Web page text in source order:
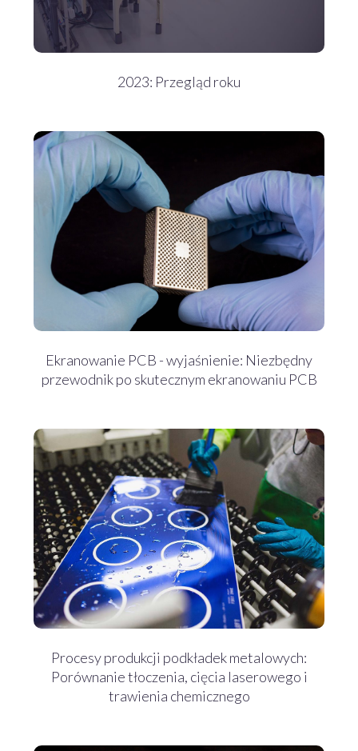
2023: Przegląd roku
Ekranowanie PCB - wyjaśnienie: Niezbędny
przewodnik po skutecznym ekranowaniu PCB
Procesy produkcji podkładek metalowych:
Porównanie tłoczenia, cięcia laserowego i
trawienia chemicznego